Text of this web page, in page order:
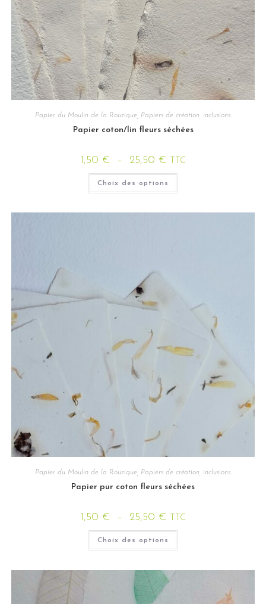
Papier du Moulin de la Rouzique, Papiers de création, inclusions.
Papier coton/lin fleurs séchées
1,50 € – 25,50 € TTC
Choix des options
Papier du Moulin de la Rouzique, Papiers de création, inclusions.
Papier pur coton fleurs séchées
1,50 € – 25,50 € TTC
Choix des options